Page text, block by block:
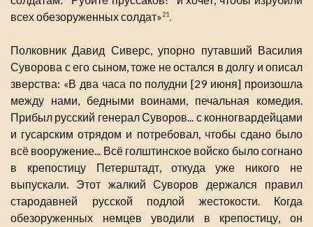
всех обезоруженных солдат»21.
Полковник Давид Сиверс, упорно путавший Василия
Суворова с его сыном, тоже не остался в долгу и описал
зверства: «В два часа по полудни [29 июня] произошла
между нами, бедными воинами, печальная комедия.
Прибыл русский генерал Суворов... с конногвардейцами
и гусарским отрядом и потребовал, чтобы сдано было
всё вооружение... Всё голштинское войско было согнано
в крепостицу Петерштадт, откуда уже никого не
выпускали. Этот жалкий Суворов держался правил
стародавней русской подлой жестокости. Когда
обезоруженных немцев уводили в крепостицу, он